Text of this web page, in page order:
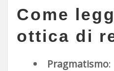
Come
ottica di
Pragmatismo: